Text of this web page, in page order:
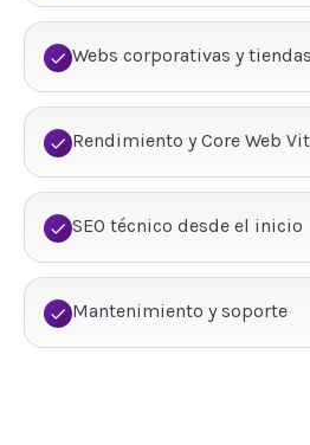
Webs corporativas y
Rendimiento y Core Web
SEO técnico desde el inicio
Mantenimiento y soporte